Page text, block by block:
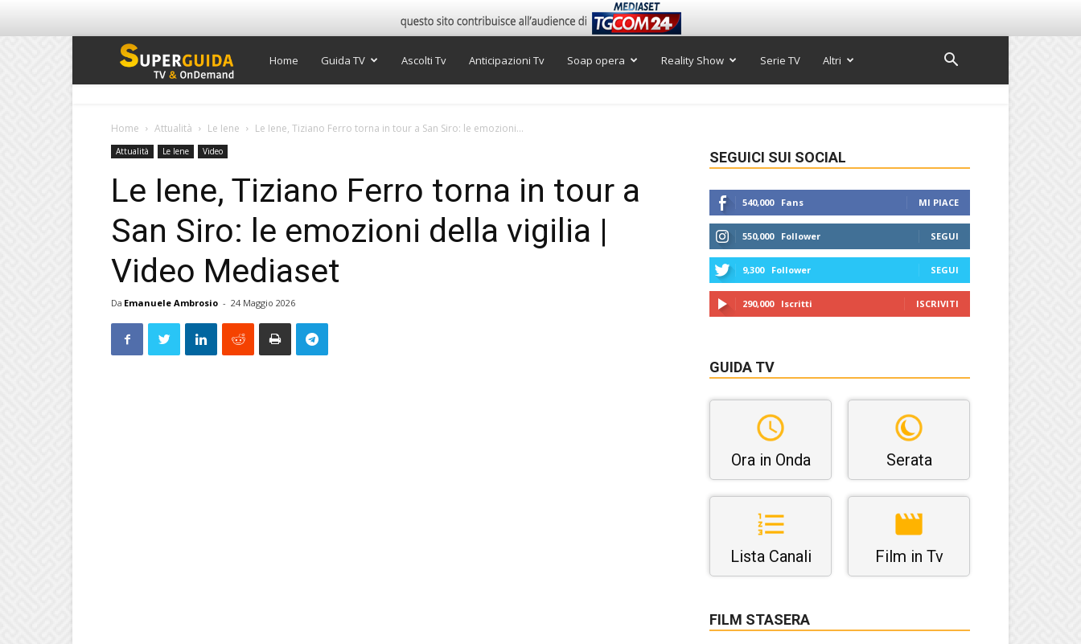
Super
Home Guida TV Ascolti Tv Anticipazioni Tv Soap opera Reality Show Serie TV Altri
Home Attualità Le Iene Le Iene, Tiziano Ferro torna in tour a San Siro: le emozioni...
Attualità Le Iene Video
Le Iene, Tiziano Ferro torna in tour a
San Siro: le emozioni della vigilia |
Video Mediaset
Da Emanuele Ambrosio - 24 Maggio 2026
SEGUICI SUI SOCIAL
540,000 Fans MI PIACE
550,000 Follower SEGUI
9,300 Follower SEGUI
290,000 Iscritti ISCRIVITI
GUIDA TV
Ora in Onda Serata
Lista Canali Film in Tv
FILM STASERA